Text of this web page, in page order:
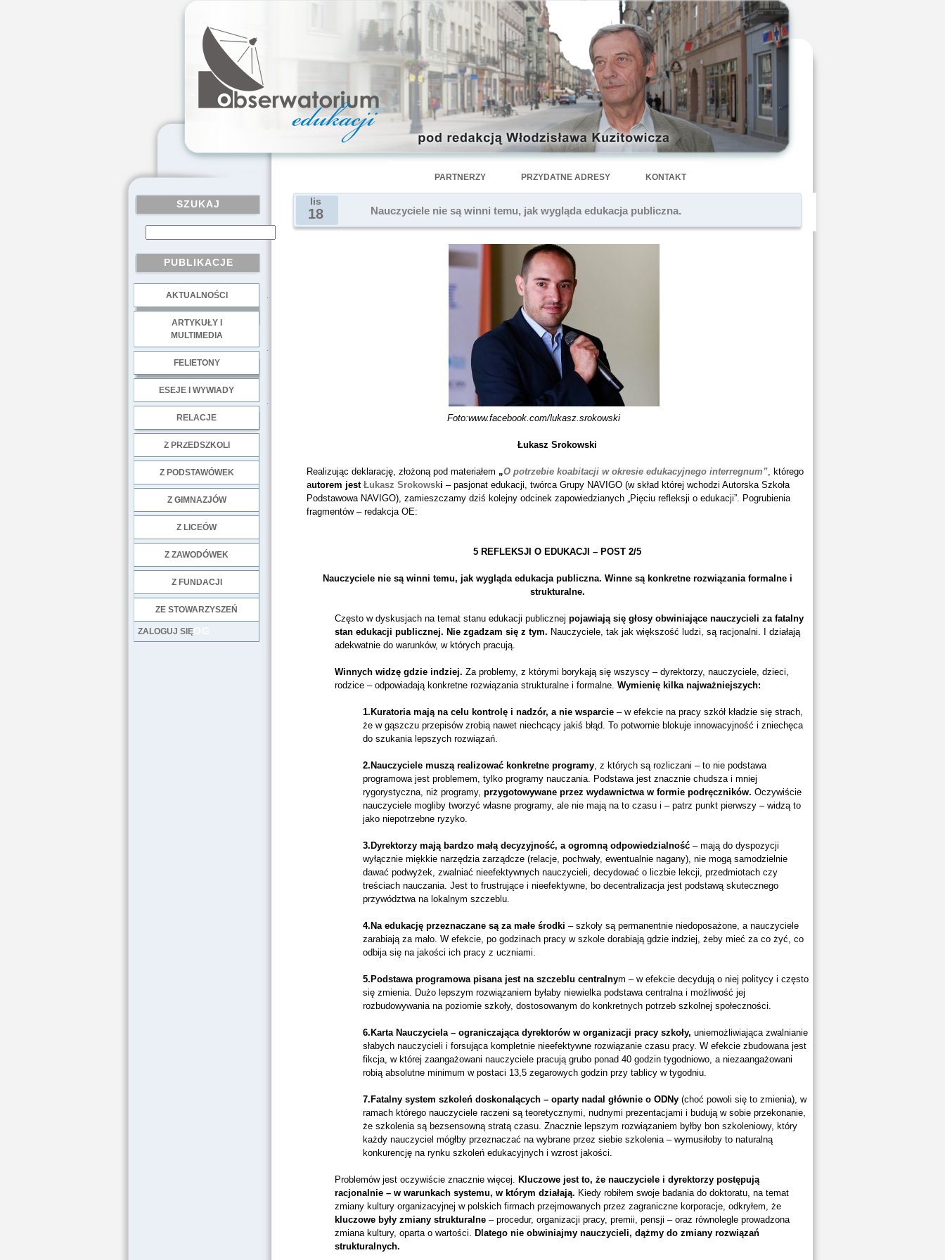
PARTNERZY PRZYDATNE ADRESY KONTAKT
SZUKAJ
PUBLIKACJE
AKTUALNOŚCI
ARTYKUŁY I
MULTIMEDIA
FELIETONY
ESEJE I WYWIADY
RELACJE
Z PRZEDSZKOLI
Z PODSTAWÓWEK
Z GIMNAZJÓW
Z LICEÓW
Z ZAWODÓWEK
Z FUNDACJI
ZE STOWARZYSZEŃ
LOG
ZALOGUJ SIĘ
lis
18 Nauczyciele nie są winni temu, jak wygląda edukacja publiczna.
Foto:www.facebook.com/lukasz.srokowski
Łukasz Srokowski
Realizując deklarację, złożoną pod materiałem „O potrzebie koabitacji w okresie edukacyjnego interregnum”, którego
autorem jestŁukasz Srokowski – pasjonat edukacji, twórca Grupy NAVIGO (w skład której wchodzi Autorska Szkoła
Podstawowa NAVIGO), zamieszczamy dziś kolejny odcinek zapowiedzianych „Pięciu refleksji o edukacji”. Pogrubienia
fragmentów – redakcja OE:
5 REFLEKSJI O EDUKACJI – POST 2/5
Nauczyciele nie są winni temu, jak wygląda edukacja publiczna. Winne są konkretne rozwiązania formalne i
strukturalne.
Często w dyskusjach na temat stanu edukacji publicznej pojawiają się głosy obwiniające nauczycieli za fatalny
stan edukacji publicznej. Nie zgadzam się z tym. Nauczyciele, tak jak większość ludzi, są racjonalni. I działają
adekwatnie do warunków, w których pracują.
Winnych widzę gdzie indziej. Za problemy, z którymi borykają się wszyscy – dyrektorzy, nauczyciele, dzieci,
rodzice – odpowiadają konkretne rozwiązania strukturalne i formalne. Wymienię kilka najważniejszych:
1.Kuratoria mają na celu kontrolę i nadzór, a nie wsparcie – w efekcie na pracy szkół kładzie się strach,
że w gąszczu przepisów zrobią nawet niechcący jakiś błąd. To potwornie blokuje innowacyjność i zniechęca
do szukania lepszych rozwiązań.
2.Nauczyciele muszą realizować konkretne programy, z których są rozliczani – to nie podstawa
programowa jest problemem, tylko programy nauczania. Podstawa jest znacznie chudsza i mniej
rygorystyczna, niż programy, przygotowywane przez wydawnictwa w formie podręczników. Oczywiście
nauczyciele mogliby tworzyć własne programy, ale nie mają na to czasu i – patrz punkt pierwszy – widzą to
jako niepotrzebne ryzyko.
3.Dyrektorzy mają bardzo małą decyzyjność, a ogromną odpowiedzialność– mają do dyspozycji
wyłącznie miękkie narzędzia zarządcze (relacje, pochwały, ewentualnie nagany), nie mogą samodzielnie
dawać podwyżek, zwalniać nieefektywnych nauczycieli, decydować o liczbie lekcji, przedmiotach czy
treściach nauczania. Jest to frustrujące i nieefektywne, bo decentralizacja jest podstawą skutecznego
przywództwa na lokalnym szczeblu.
4.Na edukację przeznaczane są za małe środki – szkoły są permanentnie niedoposażone, a nauczyciele
zarabiają za mało. W efekcie, po godzinach pracy w szkole dorabiają gdzie indziej, żeby mieć za co żyć, co
odbija się na jakości ich pracy z uczniami.
5.Podstawa programowa pisana jest na szczeblu centralnym – w efekcie decydują o niej politycy i często
się zmienia. Dużo lepszym rozwiązaniem byłaby niewielka podstawa centralna i możliwość jej
rozbudowywania na poziomie szkoły, dostosowanym do konkretnych potrzeb szkolnej społeczności.
6.Karta Nauczyciela – ograniczająca dyrektorów w organizacji pracy szkoły, uniemożliwiająca zwalnianie
słabych nauczycieli i forsująca kompletnie nieefektywne rozwiązanie czasu pracy. W efekcie zbudowana jest
fikcja, w której zaangażowani nauczyciele pracują grubo ponad 40 godzin tygodniowo, a niezaangażowani
robią absolutne minimum w postaci 13,5 zegarowych godzin przy tablicy w tygodniu.
7.Fatalny system szkoleń doskonalących – oparty nadal głównie o ODNy(choć powoli się to zmienia), w
ramach którego nauczyciele raczeni są teoretycznymi, nudnymi prezentacjami i budują w sobie przekonanie,
że szkolenia są bezsensowną stratą czasu. Znacznie lepszym rozwiązaniem byłby bon szkoleniowy, który
każdy nauczyciel mógłby przeznaczać na wybrane przez siebie szkolenia – wymusiłoby to naturalną
konkurencję na rynku szkoleń edukacyjnych i wzrost jakości.
Problemów jest oczywiście znacznie więcej. Kluczowe jest to, że nauczyciele i dyrektorzy postępują
racjonalnie – w warunkach systemu, w którym działają. Kiedy robiłem swoje badania do doktoratu, na temat
zmiany kultury organizacyjnej w polskich firmach przejmowanych przez zagraniczne korporacje, odkryłem, że
kluczowe były zmiany strukturalne– procedur, organizacji pracy, premii, pensji – oraz równolegle prowadzona
zmiana kultury, oparta o wartości. Dlatego nie obwiniajmy nauczycieli, dążmy do zmiany rozwiązań
strukturalnych.